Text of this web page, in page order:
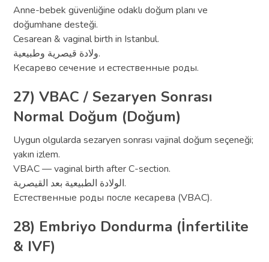
Anne-bebek güvenliğine odaklı doğum planı ve
doğumhane desteği.
Cesarean & vaginal birth in Istanbul.
ولادة قيصرية وطبيعية.
Кесарево сечение и естественные роды.
27) VBAC / Sezaryen Sonrası
Normal Doğum (Doğum)
Uygun olgularda sezaryen sonrası vajinal doğum seçeneği;
yakın izlem.
VBAC — vaginal birth after C-section.
الولادة الطبيعية بعد القيصرية.
Естественные роды после кесарева (VBAC).
28) Embriyo Dondurma (İnfertilite
& IVF)